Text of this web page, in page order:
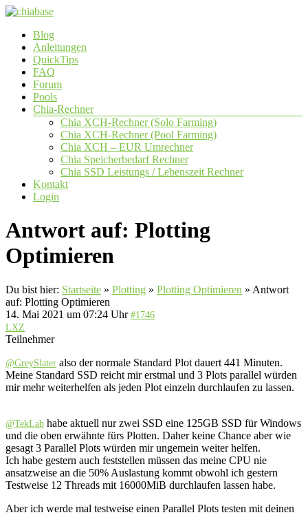
Zum
springen
chiabase
CHIA
Info-
Community
Seite
Menü
Blog
Anleitungen
QuickTips
FAQ
Forum
Pools
Chia-Rechner
Chia XCH-Rechner (Solo Farming)
Chia XCH-Rechner (Pool Farming)
Chia XCH – EUR Umrechner
Chia Speicherbedarf Rechner
Chia SSD Leistungs / Lebenszeit Rechner
Kontakt
Login
Antwort auf: Plotting
Optimieren
Du bist hier: Startseite » Plotting » Plotting Optimieren » Antwort
auf: Plotting Optimieren
14. Mai 2021 um 07:24 Uhr #1746
LXZ
Teilnehmer
@GreySlater also der normale Standard Plot dauert 441 Minuten.
Meine Standard SSD reicht mir erstmal und 3 Plots parallel würden
mir mehr weiterhelfen als jeden Plot einzeln durchlaufen zu lassen.
@TekLab habe aktuell nur zwei SSD eine 125GB SSD für Windows
und die oben erwähnte fürs Plotten. Daher keine Chance aber wie
gesagt 3 Parallel Plots würden mir ungemein weiter helfen.
Ich habe gestern auch feststellen müssen das meine CPU nie
ansatzweise an die 50% Auslastung kommt obwohl ich gestern
Testweise 12 Threads mit 16000MiB durchlaufen lassen habe.
Aber ich werde mal testweise einen Parallel Plots testen mit deinen